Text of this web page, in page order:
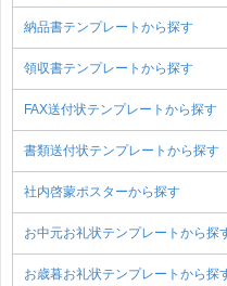
納品書テンプレートから探す
領収書テンプレートから探す
FAX送付状テンプレートから探す
書類送付状テンプレートから探す
社内啓蒙ポスターから探す
お中元お礼状テンプレートから探
お歳暮お礼状テンプレートから探